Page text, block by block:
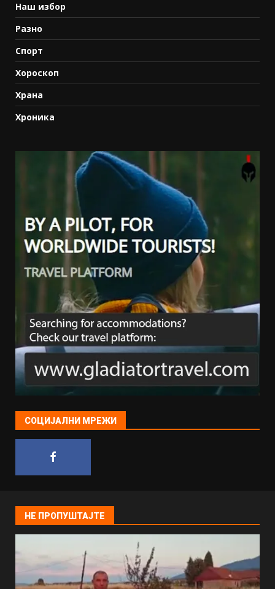
Наш избор
Разно
Спорт
Хороскоп
Храна
Хроника
СОЦИЈАЛНИ МРЕЖИ
НЕ ПРОПУШТАЈТЕ